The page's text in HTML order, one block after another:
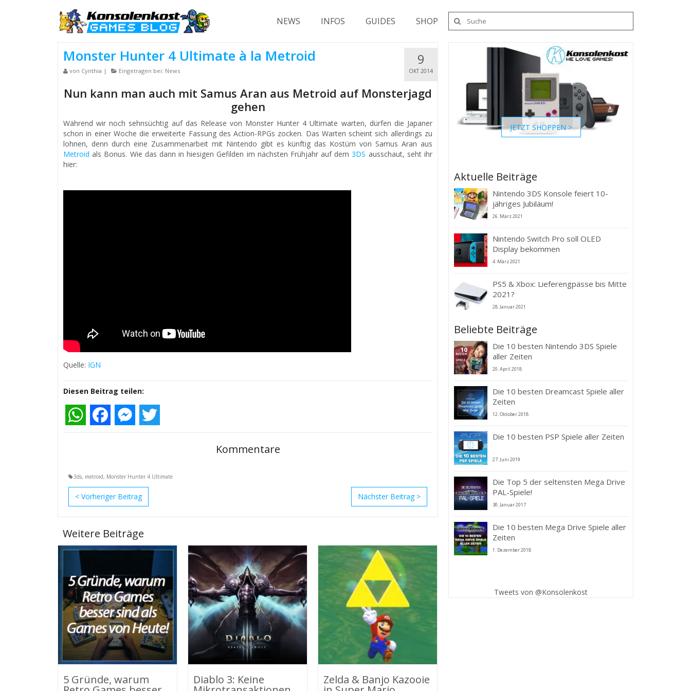
NEWS INFOS GUIDES SHOP
Suche
nach:
9
OKT 2014
Monster Hunter 4 Ultimate à la Metroid
von Cynthia | Eingetragen bei: News
Nun kann man auch mit Samus Aran aus Metroid auf Monsterjagd
gehen
Während wir noch sehnsüchtig auf das Release von Monster Hunter 4 Ultimate warten, dürfen die Japaner
schon in einer Woche die erweiterte Fassung des Action-RPGs zocken. Das Warten scheint sich allerdings zu
lohnen, denn durch eine Zusammenarbeit mit Nintendo gibt es künftig das Kostüm von Samus Aran aus
Metroid als Bonus. Wie das dann in hiesigen Gefilden im nächsten Frühjahr auf dem3DS ausschaut, seht ihr
hier:
Quelle: IGN
Diesen Beitrag teilen:
WhatsAppFacebookMessenger
Kommentare
3ds, metroid, Monster Hunter 4 Ultimate
< >
Weitere Beiträge
5 Gründe, warum Diablo 3: Keine Zelda & Banjo Kazooie
JETZT SHOPPEN >
Aktuelle Beiträge
Nintendo 3DS Konsole feiert 10-
jähriges Jubiläum!
26. März 2021
Nintendo Switch Pro soll OLED
Display bekommen
4. März 2021
PS5 & Xbox: Lieferengpässe bis Mitte
2021?
28. Januar 2021
Beliebte Beiträge
Die 10 besten Nintendo 3DS Spiele
aller Zeiten
20. April 2018
Die 10 besten Dreamcast Spiele aller
Zeiten
12. Oktober 2018
Die 10 besten PSP Spiele aller Zeiten
27. Juni 2019
Die Top 5 der seltensten Mega Drive
PAL-Spiele!
30. Januar 2017
Die 10 besten Mega Drive Spiele aller
Zeiten
1. Dezember 2018
Tweets von @Konsolenkost